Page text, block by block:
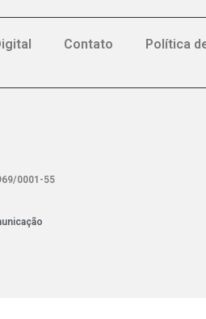
Contato Política
0001-55